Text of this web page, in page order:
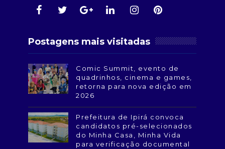
Postagens mais visitadas
Comic Summit, evento de
quadrinhos, cinema e games,
retorna para nova edição em
2026
Prefeitura de Ipirá convoca
candidatos pré-selecionados
do Minha Casa, Minha Vida
para verificação documental